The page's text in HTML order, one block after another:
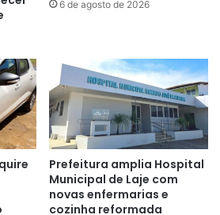
6 de agosto de 2026
Prefeitura amplia Hospital
Municipal de Laje com
novas enfermarias e
cozinha reformada